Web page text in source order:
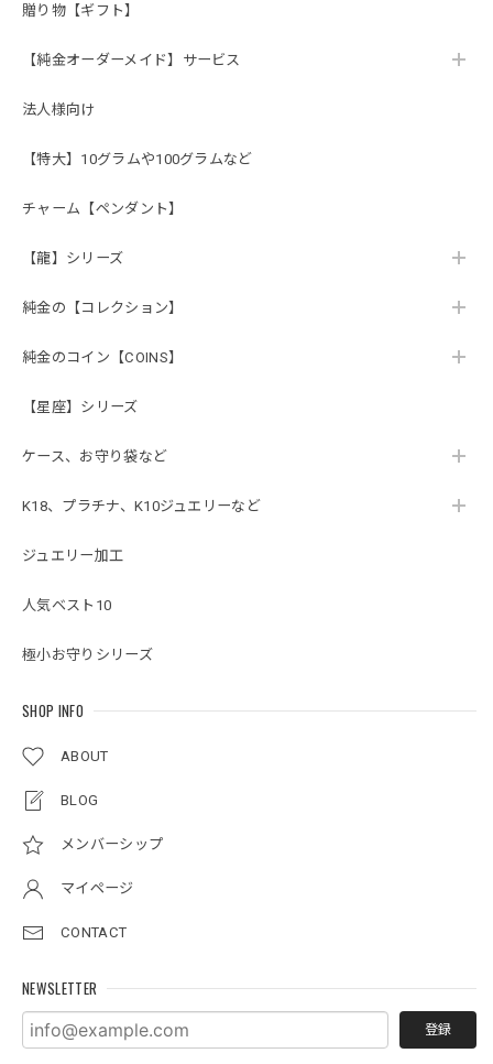
贈り物【ギフト】
【純金オーダーメイド】サービス
法人様向け
【特大】10グラムや100グラムなど
チャーム【ペンダント】
【龍】シリーズ
純金の【コレクション】
純金のコイン【COINS】
【星座】シリーズ
ケース、お守り袋など
K18、プラチナ、K10ジュエリーなど
ジュエリー加工
人気ベスト10
極小お守りシリーズ
SHOP INFO
ABOUT
BLOG
メンバーシップ
マイページ
CONTACT
NEWSLETTER
登録